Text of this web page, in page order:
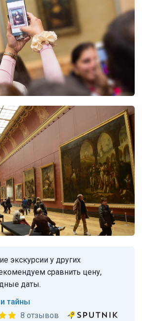
экскурсии у других
сравнить цену,
даты.
тайны
8 отзывов